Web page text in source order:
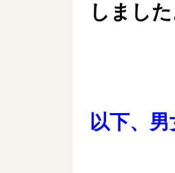
しまし
以下、